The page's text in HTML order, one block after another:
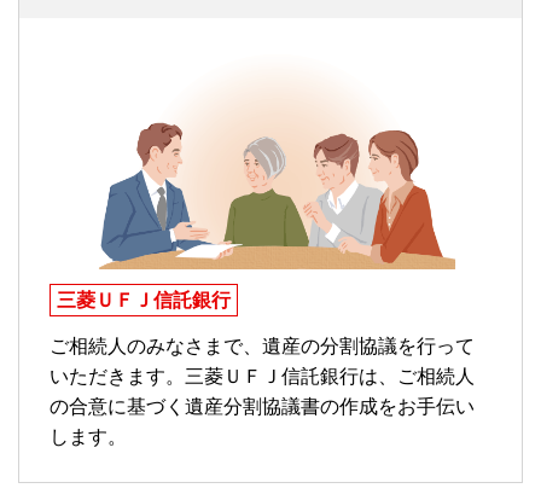
三菱ＵＦＪ信託銀行
ご相続人のみなさまで、遺産の分割協議を行って
いただきます。三菱ＵＦＪ信託銀行は、ご相続人
の合意に基づく遺産分割協議書の作成をお手伝い
します。